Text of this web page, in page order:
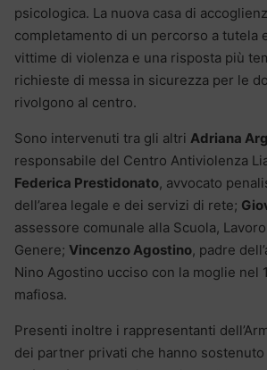
psicologica. La nuova casa di
completamento di un percorso a tutela
vittime di violenza e una risposta più
richieste di messa in sicurezza per le
rivolgono al centro.
Sono intervenuti tra gli altri Adriana
responsabile del Centro Antiviolenza
Federica Prestidonato, avvocato
dell’area legale e dei servizi di rete;
assessore comunale alla Scuola,
Genere; Vincenzo Agostino, padre
Nino Agostino ucciso con la moglie nel
mafiosa.
Presenti inoltre i rappresentanti
dei partner privati che hanno